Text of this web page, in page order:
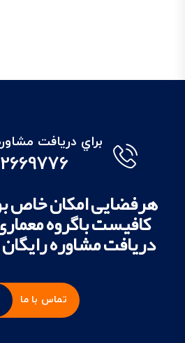
براي دريافت
هرفضایی امکان خاص
کافیست باگروه
دریافت مشاوره
تماس با ما